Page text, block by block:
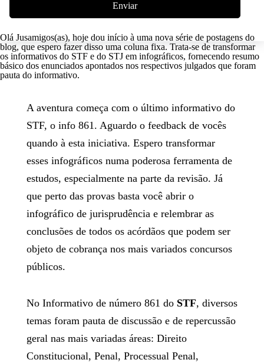
Enviar
Olá Jusamigos(as), hoje dou início à uma nova série de postagens do
blog, que espero fazer disso uma coluna fixa. Trata-se de transformar
os informativos do STF e do STJ em infográficos, fornecendo resumo
básico dos enunciados apontados nos respectivos julgados que foram
pauta do informativo.
A aventura começa com o último informativo do
STF, o info 861. Aguardo o feedback de vocês
quando à esta iniciativa. Espero transformar
esses infográficos numa poderosa ferramenta de
estudos, especialmente na parte da revisão. Já
que perto das provas basta você abrir o
infográfico de jurisprudência e relembrar as
conclusões de todos os acórdãos que podem ser
objeto de cobrança nos mais variados concursos
públicos.
No Informativo de número 861 do STF, diversos
temas foram pauta de discussão e de repercussão
geral nas mais variadas áreas: Direito
Constitucional, Penal, Processual Penal,